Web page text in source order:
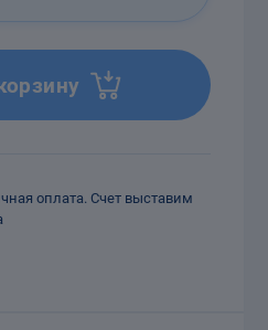
оплата. Счет выставим